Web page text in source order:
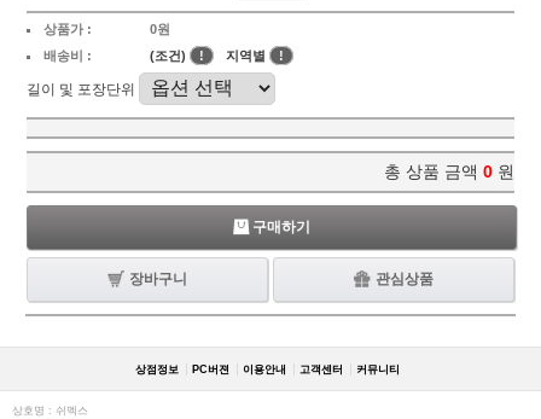
상품가 :
0원
배송비 :
(조건) ! 지역별 !
길이 및 포장단위
총 상품 금액 0 원
구매하기
장바구니 관심상품
상점정보 PC버젼 이용안내 고객센터 커뮤니티
상호명 : 쉬멕스